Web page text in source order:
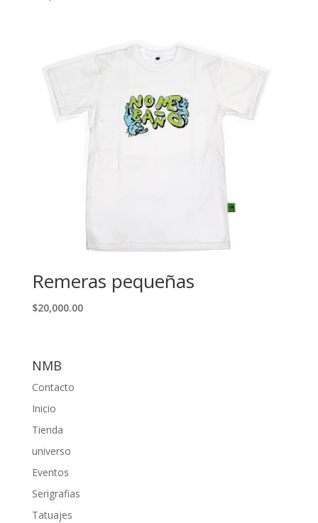
Remeras pequeñas
$20,000.00
NMB
Contacto
Inicio
Tienda
universo
Eventos
Serigrafias
Tatuajes